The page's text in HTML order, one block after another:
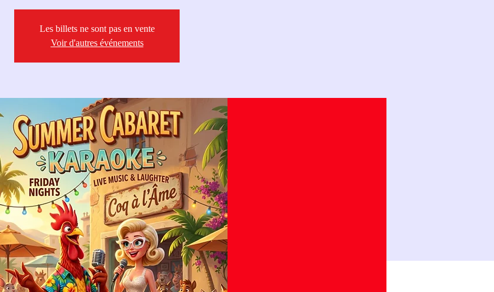
Les billets ne sont pas en vente
Voir d'autres événements